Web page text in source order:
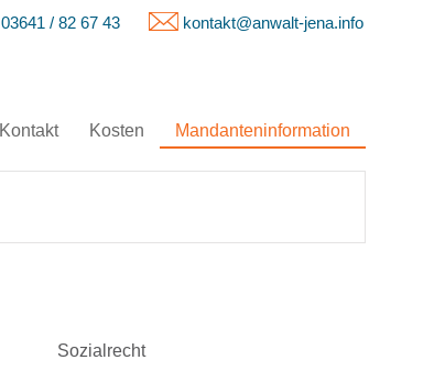
Kontakt Kosten Mandanteninformation
03641 / 82 67 43 kontakt@anwalt-jena.info
Sozialrecht